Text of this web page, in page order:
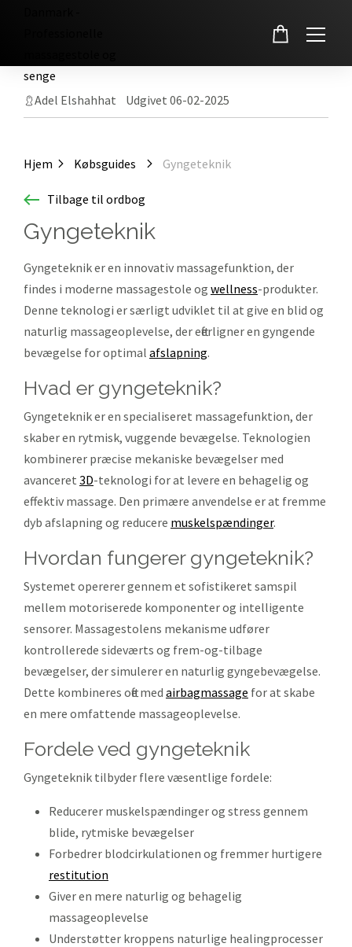
content
Adel Elshahhat Udgivet 06-02-2025
Hjem Købsguides Gyngeteknik
Tilbage til ordbog
Gyngeteknik
Gyngeteknik er en innovativ massagefunktion, der
findes i moderne massagestole og wellness-produkter.
Denne teknologi er særligt udviklet til at give en blid og
naturlig massageoplevelse, der efterligner en gyngende
bevægelse for optimal afslapning.
hvad er gyngeteknik?
Gyngeteknik er en specialiseret massagefunktion, der
skaber en rytmisk, vuggende bevægelse. Teknologien
kombinerer præcise mekaniske bevægelser med
avanceret 3D-teknologi for at levere en behagelig og
effektiv massage. Den primære anvendelse er at fremme
dyb afslapning og reducere muskelspændinger.
hvordan fungerer gyngeteknik?
Systemet opererer gennem et sofistikeret samspil
mellem motoriserede komponenter og intelligente
sensorer. Massagestolens mekanisme udfører
kontrollerede sideværts og frem-og-tilbage
bevægelser, der simulerer en naturlig gyngebevægelse.
Dette kombineres ofte med airbagmassage for at skabe
en mere omfattende massageoplevelse.
fordele ved gyngeteknik
Gyngeteknik tilbyder flere væsentlige fordele:
Reducerer muskelspændinger og stress gennem
blide, rytmiske bevægelser
Forbedrer blodcirkulationen og fremmer hurtigere
restitution
Giver en mere naturlig og behagelig
massageoplevelse
Understøtter kroppens naturlige healingprocesser